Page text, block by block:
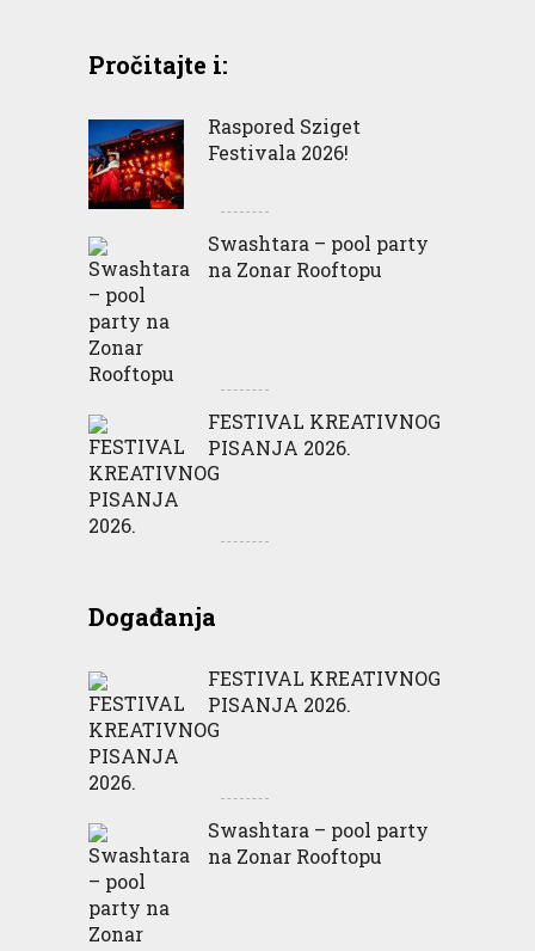
Pročitajte i:
Raspored Sziget
Festivala 2026!
Swashtara – pool party
na Zonar Rooftopu
FESTIVAL KREATIVNOG
PISANJA 2026.
Događanja
FESTIVAL KREATIVNOG
PISANJA 2026.
Swashtara – pool party
na Zonar Rooftopu